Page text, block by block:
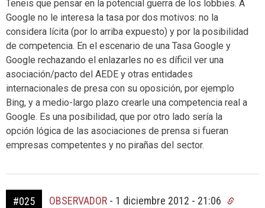
Teneis que pensar en la potencial guerra de los lobbies. A
Google no le interesa la tasa por dos motivos: no la
considera lícita (por lo arriba expuesto) y por la posibilidad
de competencia. En el escenario de una Tasa Google y
Google rechazando el enlazarles no es díficil ver una
asociación/pacto del AEDE y otras entidades
internacionales de presa con su oposición, por ejemplo
Bing, y a medio-largo plazo crearle una competencia real a
Google. Es una posibilidad, que por otro lado sería la
opción lógica de las asociaciones de prensa si fueran
empresas competentes y no pirañas del sector.
#025 OBSERVADOR - 1 diciembre 2012 - 21:06